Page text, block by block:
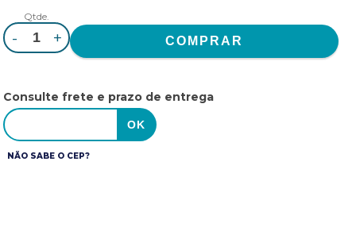
Qtde.
- +
Consulte frete e prazo de entrega
NÃO SABE O CEP?